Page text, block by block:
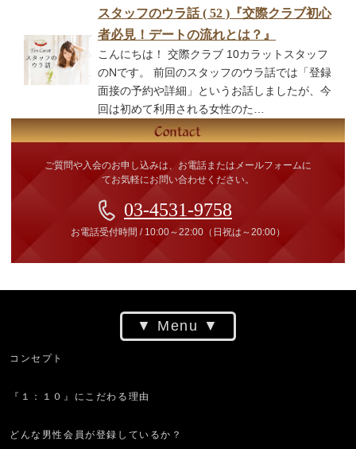
スタッフのウラ話 ( 52 )『交際クラブ初心
者必見！デートの流れとは？』
こんにちは！ 交際クラブ 10カラットスタッフ
のNです。 前回のスタッフのウラ話では「登録
面接の予約や詳細」というお話しましたが、今
回は初めて利用される女性のた…
ご質問や入会のお申し込みは、お電話またはメールフォームに
てお気軽にお問い合わせください。
03-4531-9758
お電話受付時間 / 10:00～22:00（日祝は～20:00）
Menu
コンセプト
『１：１０』にこだわる理由
どんな男性会員が登録しているか？